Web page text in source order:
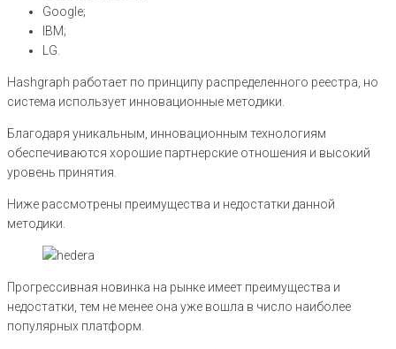
Google;
IBM;
LG.
Hashgraph работает по принципу распределенного реестра, но
система использует инновационные методики.
Благодаря уникальным, инновационным технологиям
обеспечиваются хорошие партнерские отношения и высокий
уровень принятия.
Ниже рассмотрены преимущества и недостатки данной
методики.
Прогрессивная новинка на рынке имеет преимущества и
недостатки, тем не менее она уже вошла в число наиболее
популярных платформ.